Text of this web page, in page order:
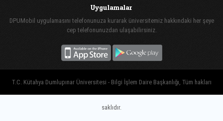
Uygulamalar
DPUMobil uygulamasını telefonunuza kurarak üniversitemiz hakkındaki her şeye
cep telefonunuzdan ulaşabilirsiniz.
T.C. Kütahya Dumlupınar Üniversitesi - Bilgi İşlem Daire Başkanlığı, Tüm hakları
saklıdır.